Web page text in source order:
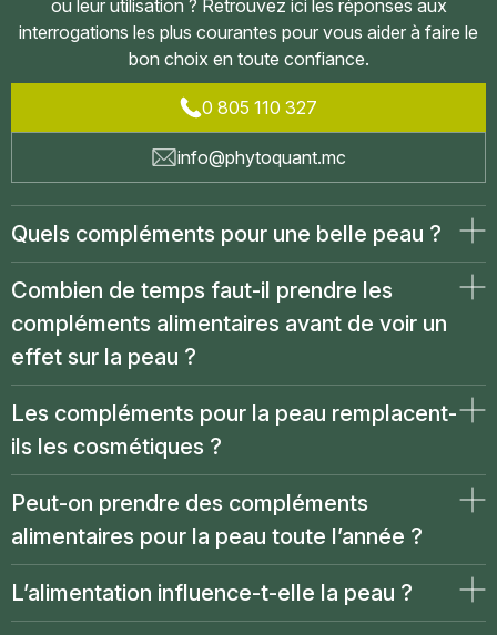
ou leur utilisation ? Retrouvez ici les réponses aux
interrogations les plus courantes pour vous aider à faire le
bon choix en toute confiance.
0 805 110 327
info@phytoquant.mc
Quels compléments pour une belle peau ?
Combien de temps faut-il prendre les
compléments alimentaires avant de voir un
effet sur la peau ?
Les compléments pour la peau remplacent-
ils les cosmétiques ?
Peut-on prendre des compléments
alimentaires pour la peau toute l’année ?
L’alimentation influence-t-elle la peau ?
Vous devez être connecté pour enregistrer des produits
dans votre liste de souhaits.
Se connecter